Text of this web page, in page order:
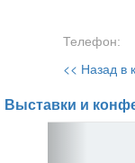
Телефон:
<< Назад в
Выставки и